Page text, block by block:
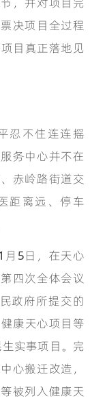
决项目全过程
目真正落地见
不住连连摇
务中心并不在
赤岭路街道交
距离远、停车
5日，在天心
四次全体会议
政府所提交的
康天心项目等
实事项目。完
心搬迁改造，
被列入健康天